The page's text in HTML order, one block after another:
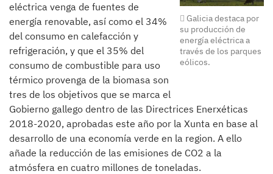
Galicia destaca por
su producción de
energía eléctrica a
través de los parques
eólicos.
eléctrica venga de fuentes de
energía renovable, así como el 34%
del consumo en calefacción y
refrigeración, y que el 35% del
consumo de combustible para uso
térmico provenga de la biomasa son
tres de los objetivos que se marca el
Gobierno gallego dentro de las Directrices Enerxéticas
2018-2020, aprobadas este año por la Xunta en base al
desarrollo de una economía verde en la region. A ello
añade la reducción de las emisiones de CO2 a la
atmósfera en cuatro millones de toneladas.